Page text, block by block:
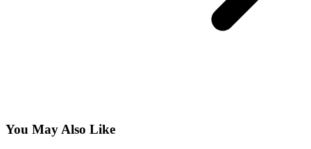
You May Also Like